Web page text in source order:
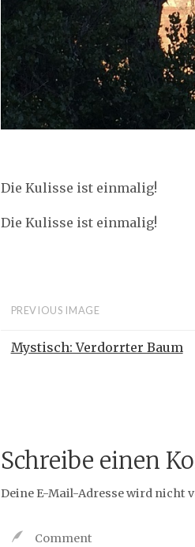
Die Kulisse ist einmalig!
Die Kulisse ist einmalig!
PREVIOUS IMAGE
Mystisch: Verdorrter Baum
Schreibe einen
Deine E-Mail-Adresse wird nicht